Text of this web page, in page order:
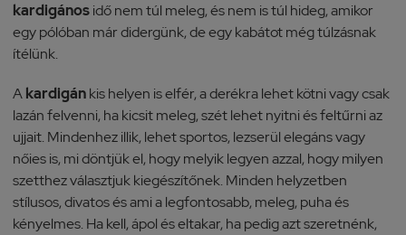
kardigánosidő nem túl meleg, és nem is túl hideg, amikor
egy pólóban már didergünk, de egy kabátot még túlzásnak
ítélünk.
Akardigánkis helyen is elfér, a derékra lehet kötni vagy csak
lazán felvenni, ha kicsit meleg, szét lehet nyitni és feltűrni az
ujjait. Mindenhez illik, lehet sportos, lezserül elegáns vagy
nőies is, mi döntjük el, hogy melyik legyen azzal, hogy milyen
szetthez választjuk kiegészítőnek. Minden helyzetben
stílusos, divatos és ami a legfontosabb, meleg, puha és
kényelmes. Ha kell, ápol és eltakar, ha pedig azt szeretnénk,